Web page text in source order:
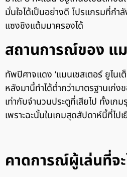
มั่นใจได้เป็นอย่างดี โปรแกรมที่กำ
แซงชิงแต้มมาครองได้
สถานการณ์ของ แ
ทัพปิศาจแดง ‘แมนเชสเตอร์ ยูไน
หลังมานี้ทำได้ต่ำกว่ามาตรฐานเก่
เท่ากับจำนวนประตูที่เสียไป ทั้งเ
เพราะฉะนั้นในเกมสุดสัปดาห์นี้ที่ไป
คาดการณ์ผู้เล่นที่จ